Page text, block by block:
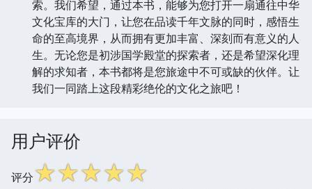
索。我们希望，通过本书，能够为您打开一扇通往中华
文化宝库的大门，让您在品读千年文脉的同时，感悟生
命的至高境界，从而拥有更加丰富、深刻而有意义的人
生。无论您是初涉国学殿堂的探索者，还是希望深化理
解的求知者，本书都将是您旅途中不可或缺的伙伴。让
我们一同踏上这段精彩绝伦的文化之旅吧！
用户评价
评分☆☆☆☆☆